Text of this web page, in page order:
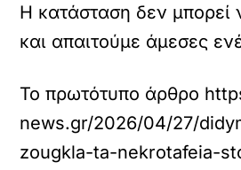
Η κατάσταση δεν μπορεί
και απαιτούμε άμεσες
Το πρωτότυπο άρθρο
news.gr/2026/04/27/
zougkla-ta-nekrotafeia-